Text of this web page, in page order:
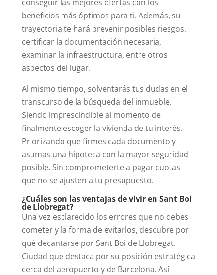
conseguir las mejores ofertas con los
beneficios más óptimos para ti. Además, su
trayectoria te hará prevenir posibles riesgos,
certificar la documentación necesaria,
examinar la infraestructura, entre otros
aspectos del lugar.
Al mismo tiempo, solventarás tus dudas en el
transcurso de la búsqueda del inmueble.
Siendo imprescindible al momento de
finalmente escoger la vivienda de tu interés.
Priorizando que firmes cada documento y
asumas una hipoteca con la mayor seguridad
posible. Sin comprometerte a pagar cuotas
que no se ajusten a tu presupuesto.
¿Cuáles son las ventajas de vivir en Sant Boi
de Llobregat?
Una vez esclarecido los errores que no debes
cometer y la forma de evitarlos, descubre por
qué decantarse por Sant Boi de Llobregat.
Ciudad que destaca por su posición estratégica
cerca del aeropuerto y de Barcelona. Así